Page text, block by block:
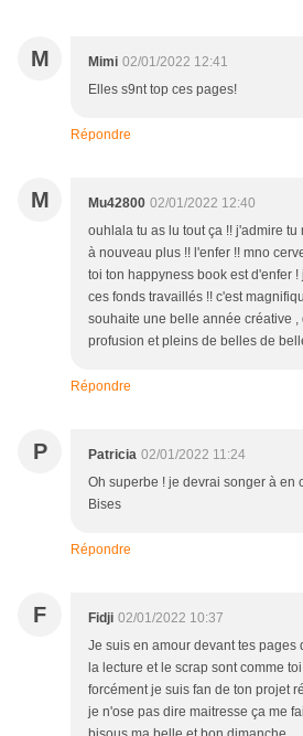
M Mimi 02/01/2022 12:41
Elles s9nt top ces pages!
Répondre
M Mu42800 02/01/2022 12:40
ouhlala tu as lu tout ça !! j'admire
à nouveau plus !! l'enfer !! mno
toi ton happyness book est d'enfer
ces fonds travaillés !! c'est
souhaite une belle année créative ,
profusion et pleins de belles de
Répondre
P Patricia 02/01/2022 11:24
Oh superbe ! je devrai songer à en
Bises
Répondre
F Fidji 02/01/2022 10:37
Je suis en amour devant tes pages
la lecture et le scrap sont comme
forcément je suis fan de ton projet
je n'ose pas dire maitresse ça me